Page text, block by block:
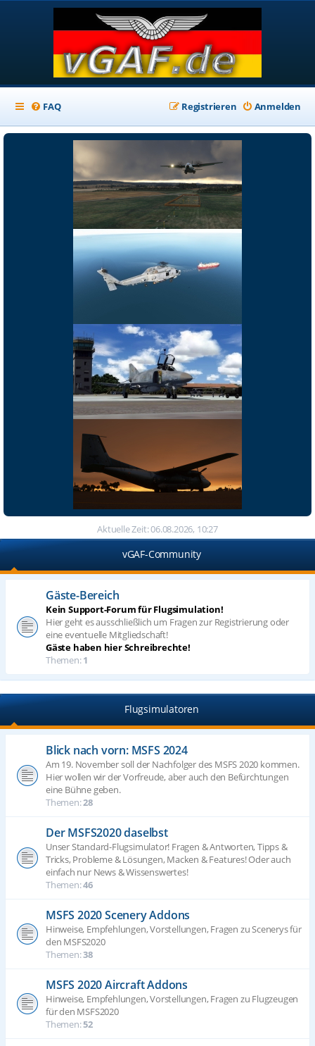
FAQ Anmelden
Registrieren
Aktuelle Zeit: 06.08.2026, 10:27
vGAF-Community
Gäste-Bereich
Kein Support-Forum für Flugsimulation!
Hier geht es ausschließlich um Fragen zur Registrierung oder
eine eventuelle Mitgliedschaft!
Gäste haben hier Schreibrechte!
Themen:1
Flugsimulatoren
Blick nach vorn: MSFS 2024
Am 19. November soll der Nachfolger des MSFS 2020 kommen.
Hier wollen wir der Vorfreude, aber auch den Befürchtungen
eine Bühne geben.
Themen:28
Der MSFS2020 daselbst
Unser Standard-Flugsimulator! Fragen & Antworten, Tipps &
Tricks, Probleme & Lösungen, Macken & Features! Oder auch
einfach nur News & Wissenswertes!
Themen:46
MSFS 2020 Scenery Addons
Hinweise, Empfehlungen, Vorstellungen, Fragen zu Scenerys für
den MSFS2020
Themen:38
MSFS 2020 Aircraft Addons
Hinweise, Empfehlungen, Vorstellungen, Fragen zu Flugzeugen
für den MSFS2020
Themen:52